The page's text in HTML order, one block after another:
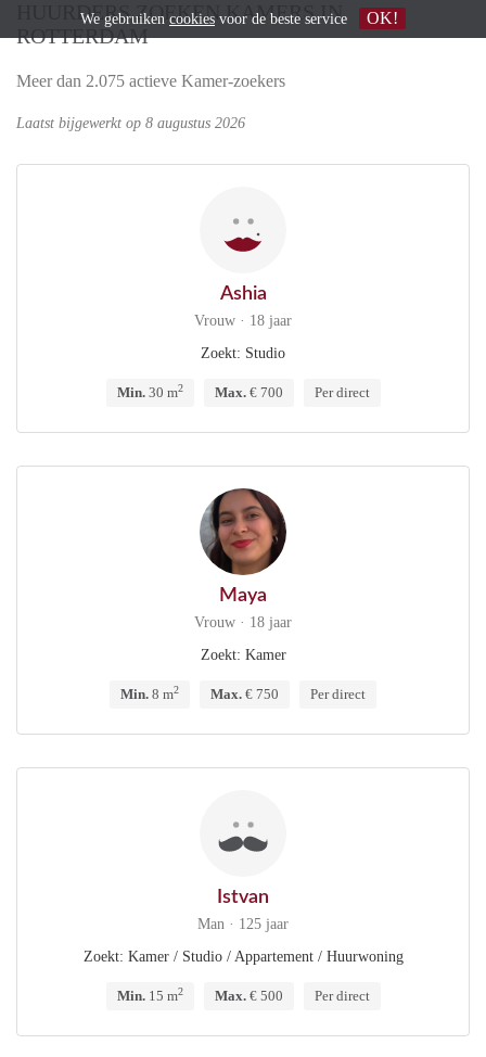
HUURDERS ZOEKEN KAMERS IN
ROTTERDAM
Meer dan 2.075 actieve Kamer-zoekers
Laatst bijgewerkt op 8 augustus 2026
Ashia
Vrouw · 18 jaar
Zoekt: Studio
Min.30 m2 Max.€ 700 Per direct
Maya
Vrouw · 18 jaar
Zoekt: Kamer
Min. 8 m2 Max. € 750 Per direct
Istvan
Man · 125 jaar
Zoekt: Kamer / Studio / Appartement / Huurwoning
Min.15 m2 Max.€ 500 Per direct
We gebruiken cookies voor de beste service OK!